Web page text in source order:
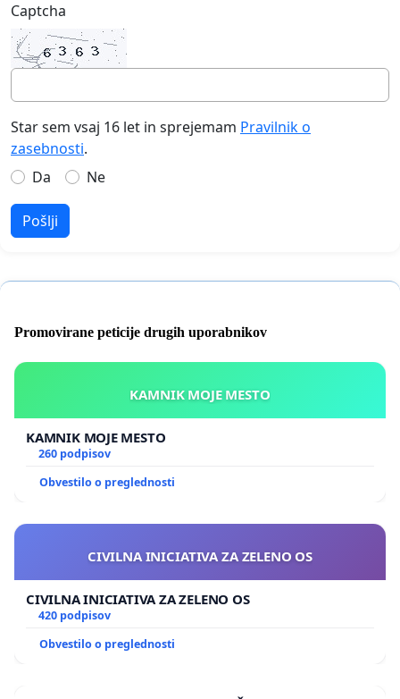
Captcha
Star sem vsaj 16 let in sprejemam Pravilnik o
zasebnosti.
Da
Ne
Pošlji
Promovirane peticije drugih uporabnikov
KAMNIK MOJE MESTO
KAMNIK MOJE MESTO
260 podpisov
Obvestilo o preglednosti
CIVILNA INICIATIVA ZA ZELENO OS
CIVILNA INICIATIVA ZA ZELENO OS
420 podpisov
Obvestilo o preglednosti